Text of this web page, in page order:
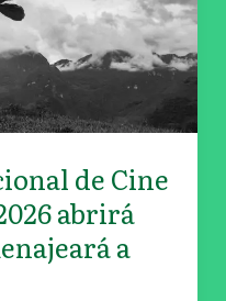
de Cine
abrirá
a